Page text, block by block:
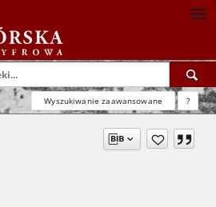
Wyszukiwanie zaawansowane ?